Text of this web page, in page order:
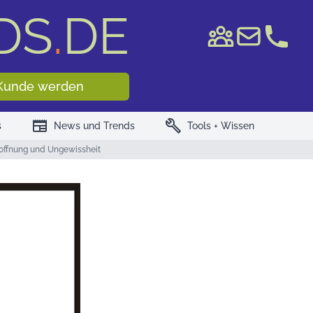
.DE
WKN/ISIN
werden
newspaper News und Trends build Tools + Wissen
und Ungewissheit